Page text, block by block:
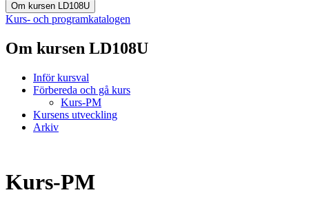
Om kursen LD108U
Kurs- och programkatalogen
Om kursen LD108U
Inför kursval
Förbereda och gå kurs
Kurs-PM
Kursens utveckling
Arkiv
Kurs-PM